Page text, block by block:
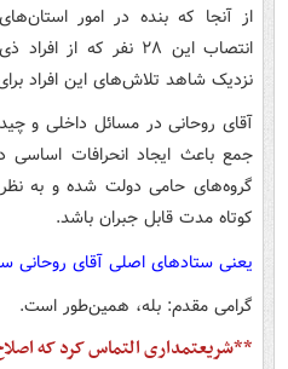
از آنجا که بنده در امور
انتصاب این ۲۸ نفر
نزدیک شاهد تلاش‌های این افراد
آقای روحانی در مسائل داخلی و
جمع باعث ایجاد انحرافات
گروه‌های حامی دولت شده و به
کوتاه مدت قابل جبران باشد.
یعنی ستادهای اصلی آقای روحانی
گرامی مقدم: بله، همین‌طور است.
**شریعتمداری التماس کرد که